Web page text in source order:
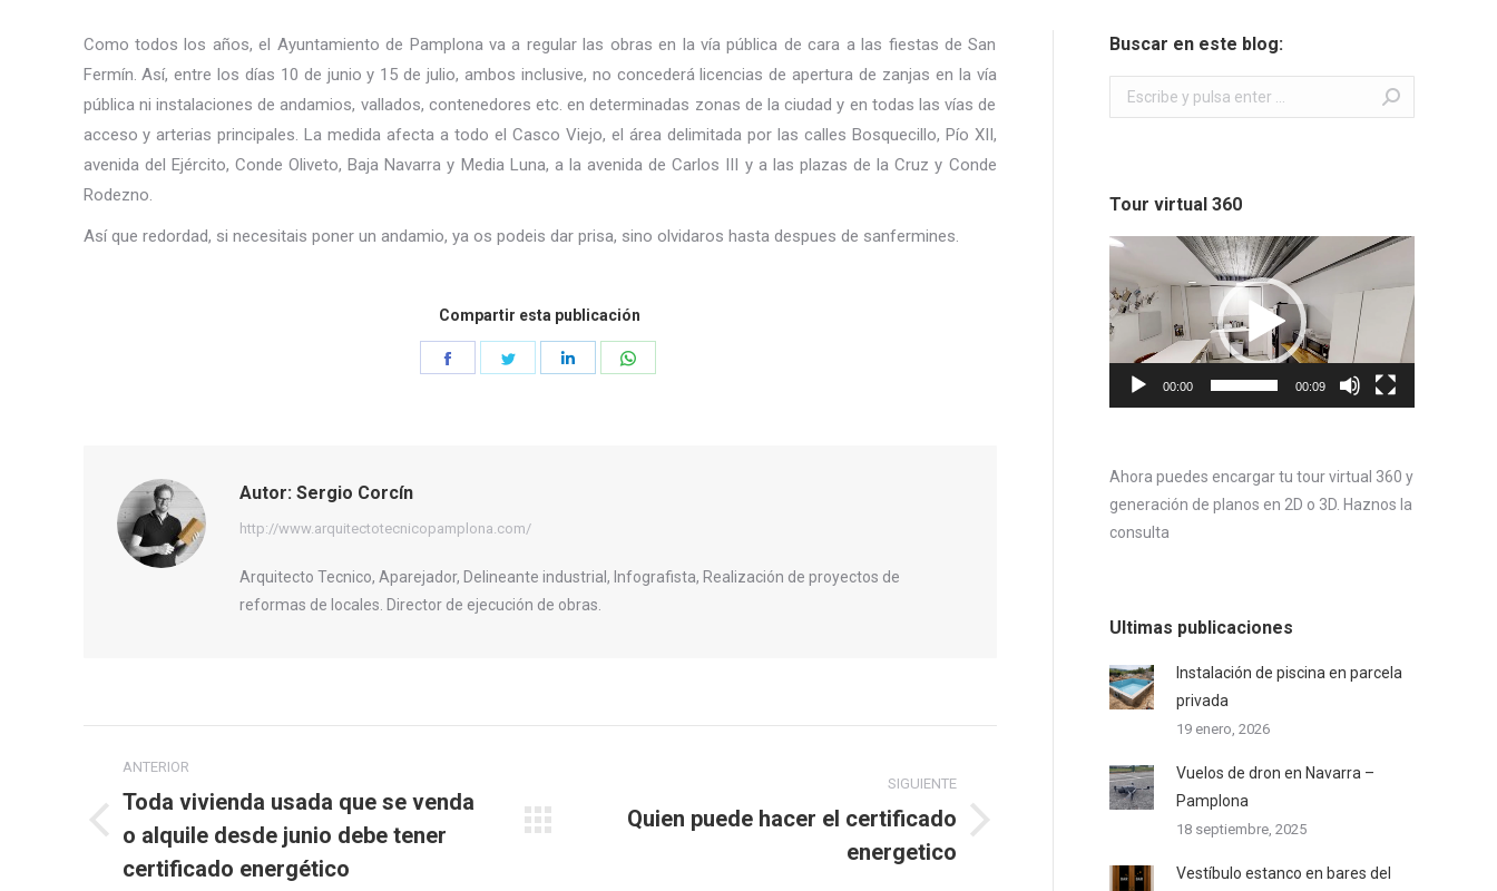
Como todos los años, el Ayuntamiento de Pamplona va a regular las obras en la vía pública de cara a las fiestas de San
Fermín. Así, entre los días 10 de junio y 15 de julio, ambos inclusive, no concederá licencias de apertura de zanjas en la vía
pública ni instalaciones de andamios, vallados, contenedores etc. en determinadas zonas de la ciudad y en todas las vías de
acceso y arterias principales. La medida afecta a todo el Casco Viejo, el área delimitada por las calles Bosquecillo, Pío XII,
avenida del Ejército, Conde Oliveto, Baja Navarra y Media Luna, a la avenida de Carlos III y a las plazas de la Cruz y Conde
Rodezno.
Así que redordad, si necesitais poner un andamio, ya os podeis dar prisa, sino olvidaros hasta despues de sanfermines.
Compartir esta publicación
Share
Share
Autor: Sergio Corcín
http://www.arquitectotecnicopamplona.com/
Arquitecto Tecnico, Aparejador, Delineante industrial, Infografista, Realización de proyectos de
reformas de locales. Director de ejecución de obras.
entre
publicaciones
ANTERIOR
Publicación
anterior:
Toda vivienda usada que se venda
o alquile desde junio debe tener
certificado energético
SIGUIENTE
Publicación
Quien puede hacer el certificado
energetico
Buscar en este blog:
Buscar:
Tour virtual 360
Reproductor
vídeo
00:00 00:09
Ahora puedes encargar tu tour virtual 360 y
generación de planos en 2D o 3D. Haznos la
consulta
Ultimas publicaciones
Instalación de piscina en parcela
privada
19 enero, 2026
Vuelos de dron en Navarra –
Pamplona
18 septiembre, 2025
Vestíbulo estanco en bares del